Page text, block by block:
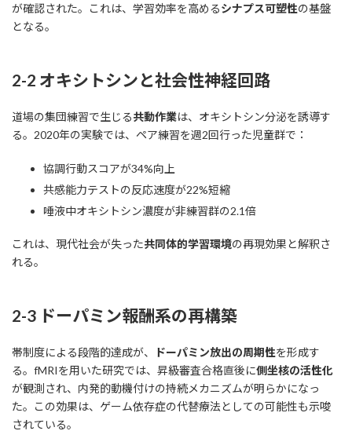
が確認された。これは、学習効率を高めるシナプス可塑性の基盤
となる。
2-2 オキシトシンと社会性神経回路
道場の集団練習で生じる共動作業は、オキシトシン分泌を誘導す
る。2020年の実験では、ペア練習を週2回行った児童群で：
協調行動スコアが34%向上
共感能力テストの反応速度が22%短縮
唾液中オキシトシン濃度が非練習群の2.1倍
これは、現代社会が失った共同体的学習環境の再現効果と解釈さ
れる。
2-3 ドーパミン報酬系の再構築
帯制度による段階的達成が、 ドーパミン放出の周期性を形成す
る。fMRIを用いた研究では、昇級審査合格直後に側坐核の活性化
が観測され、内発的動機付けの持続メカニズムが明らかになっ
た。この効果は、ゲーム依存症の代替療法としての可能性も示唆
されている。